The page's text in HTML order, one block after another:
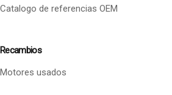
Catalogo de referencias OEM
Recambios
Motores usados